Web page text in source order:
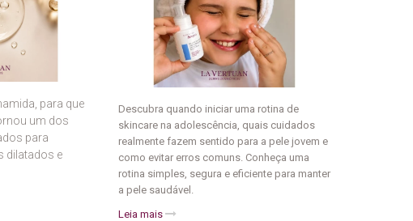
para que
um dos
para
dilatados e
Descubra quando iniciar uma rotina de
skincare na adolescência, quais cuidados
realmente fazem sentido para a pele jovem e
como evitar erros comuns. Conheça uma
rotina simples, segura e eficiente para manter
a pele saudável.
Leia mais